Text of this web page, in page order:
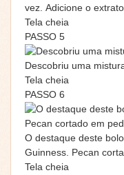
vez. Adicione o
Tela cheia
PASSO 5
Descobriu uma
Tela cheia
PASSO 6
O destaque deste
Guinness. Pecan
Tela cheia